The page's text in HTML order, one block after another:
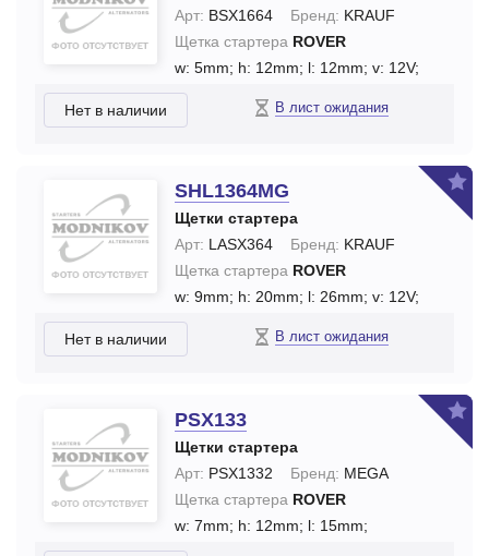
Арт: BSX1664 Бренд: KRAUF
Щетка стартера ROVER
w: 5mm; h: 12mm; l: 12mm; v: 12V;
Нет в наличии В лист ожидания
SHL1364MG
Щетки стартера
Арт: LASX364 Бренд: KRAUF
Щетка стартера ROVER
w: 9mm; h: 20mm; l: 26mm; v: 12V;
Нет в наличии В лист ожидания
PSX133
Щетки стартера
Арт: PSX1332 Бренд: MEGA
Щетка стартера ROVER
w: 7mm; h: 12mm; l: 15mm;